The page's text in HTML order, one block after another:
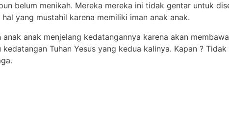
belum menikah. Mereka mereka ini tidak gentar untuk
yang mustahil karena memiliki iman anak anak.
anak menjelang kedatangannya karena akan
Tuhan Yesus yang kedua kalinya. Kapan ?